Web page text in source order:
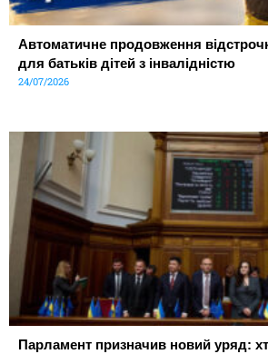
Автоматичне продовження
для батьків дітей з інвалідністю
24/07/2026
Парламент призначив новий уряд: